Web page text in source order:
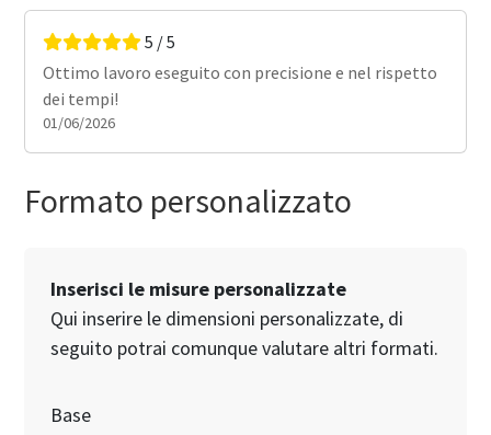
e nel rispetto 18/04/2026
Formato personalizzato
Inserisci le misure personalizzate
Qui inserire le dimensioni personalizzate, di
seguito potrai comunque valutare altri formati.
Base